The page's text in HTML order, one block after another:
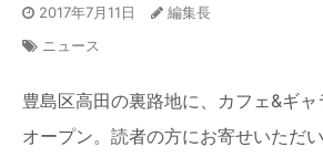
2017年7月11日
編集長
ニュース
豊島区高田の裏路地に、カフェ&ギ
オープン。読者の方にお寄せいただ